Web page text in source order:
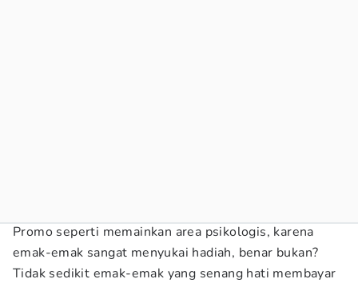
Promo seperti memainkan area psikologis, karena
emak-emak sangat menyukai hadiah, benar bukan?
Tidak sedikit emak-emak yang senang hati membayar